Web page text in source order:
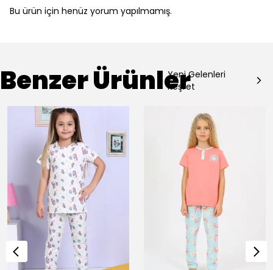
Bu ürün için henüz yorum yapılmamış.
Benzer ÜrünlerYeni Gelenleri
Keşfet